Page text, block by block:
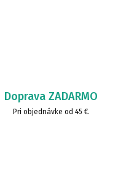
Doprava ZADARMO
Pri objednávke od 45 €.